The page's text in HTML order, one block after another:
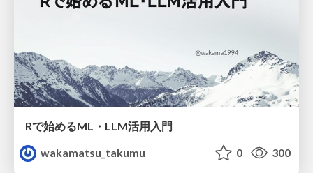
Rで始めるML・LLM活用入門
wakamatsu_takumu
0 300